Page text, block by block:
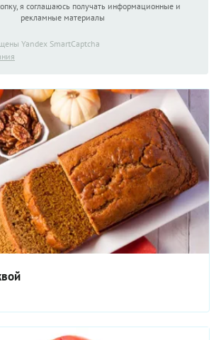
я соглашаюсь получать информационные и
рекламные материалы
Yandex SmartCaptcha